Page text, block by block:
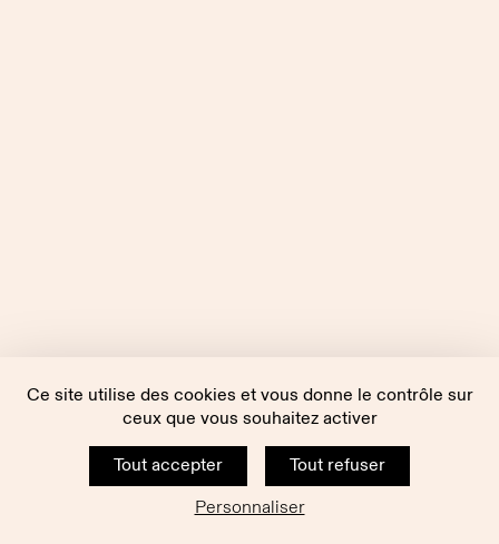
Ce site utilise des cookies et vous donne le contrôle sur
ceux que vous souhaitez activer
Tout accepter
Tout refuser
Personnaliser